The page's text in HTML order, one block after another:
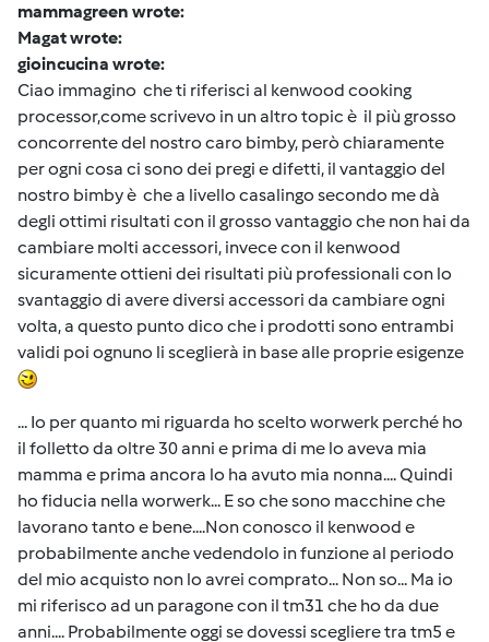
mammagreen wrote:
Magat wrote:
gioincucina wrote:
Ciao immagino che ti riferisci al kenwood cooking
processor,come scrivevo in un altro topic è il più grosso
concorrente del nostro caro bimby, però chiaramente
per ogni cosa ci sono dei pregi e difetti, il vantaggio del
nostro bimby è che a livello casalingo secondo me dà
degli ottimi risultati con il grosso vantaggio che non hai da
cambiare molti accessori, invece con il kenwood
sicuramente ottieni dei risultati più professionali con lo
svantaggio di avere diversi accessori da cambiare ogni
volta, a questo punto dico che i prodotti sono entrambi
validi poi ognuno li sceglierà in base alle proprie esigenze
... Io per quanto mi riguarda ho scelto worwerk perché ho
il folletto da oltre 30 anni e prima di me lo aveva mia
mamma e prima ancora lo ha avuto mia nonna.... Quindi
ho fiducia nella worwerk... E so che sono macchine che
lavorano tanto e bene....Non conosco il kenwood e
probabilmente anche vedendolo in funzione al periodo
del mio acquisto non lo avrei comprato... Non so... Ma io
mi riferisco ad un paragone con il tm31 che ho da due
anni.... Probabilmente oggi se dovessi scegliere tra tm5 e